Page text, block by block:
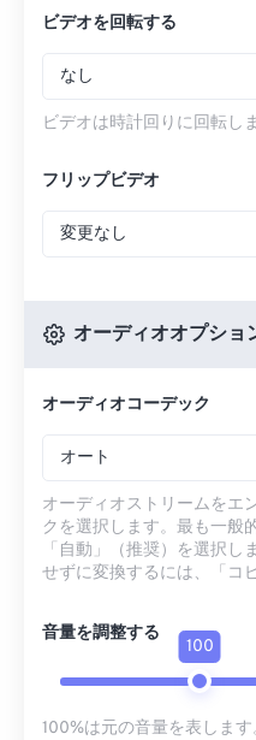
ビデオを回転する
なし
ビデオは時計回りに回転しま
フリップビデオ
変更なし
オーディオオプショ
オーディオコーデック
オート
オーディオストリームをエ
クを選択します。最も一般
「自動」（推奨）を選択
せずに変換するには、「コ
音量を調整する
100
100%は元の音量を表しま